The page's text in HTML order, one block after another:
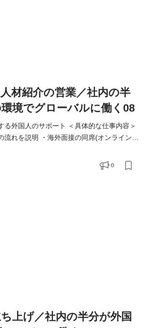
材紹介の営業／社内の半
境でグローバルに働く08
ポート ＜具体的な仕事内容＞
流れを説明 ・海外面接の同席(オンライン)
護施設(社会福祉法人)80％、飲食業界20％
響と既存。テレアポなどの新規はありませ
0
上げ／社内の半分が外国